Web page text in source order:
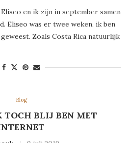
en ik zijn in september samen
Eliseo was er twee weken, ik ben
Zoals Costa Rica natuurlijk
Blog
TOCH BLIJ BEN MET